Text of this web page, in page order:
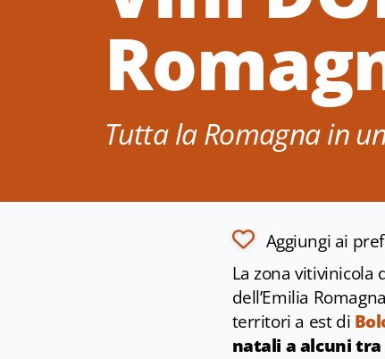
Tutta la Romagna in
Aggiungi ai
La zona vitivinicola
dell’Emilia
territori a est di
natali a alcuni